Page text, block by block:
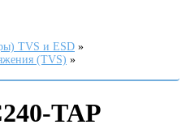
TVS и ESD
(TVS)
TAP